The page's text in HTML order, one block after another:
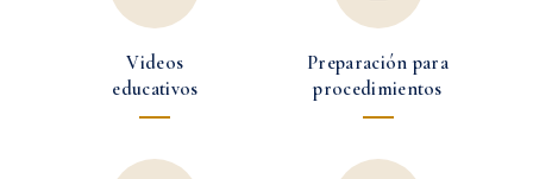
Videos
educativos
Preparación para
procedimientos